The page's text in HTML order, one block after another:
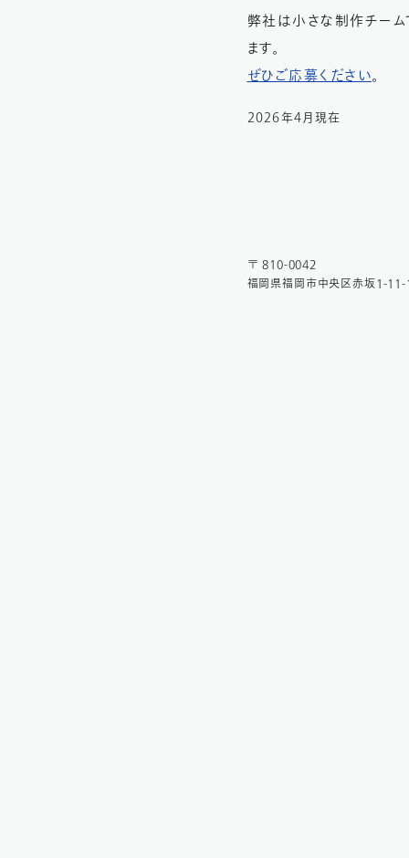
弊社は小さな制作チー
ます。
ぜひご応募ください。
2026年4月現在
〒 810-0042
福岡県福岡市中央区赤坂1-